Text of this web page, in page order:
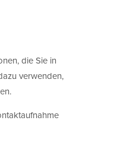
die Sie in
verwenden,